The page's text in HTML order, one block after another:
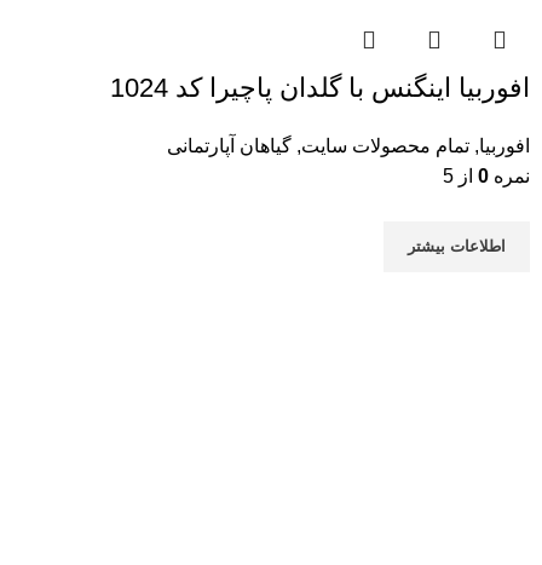
افوربیا اینگنس با گلدان پاچیرا کد 1024
افوربیا, تمام محصولات سایت, گیاهان آپارتمانی
نمره 0 از 5
اطلاعات بیشتر